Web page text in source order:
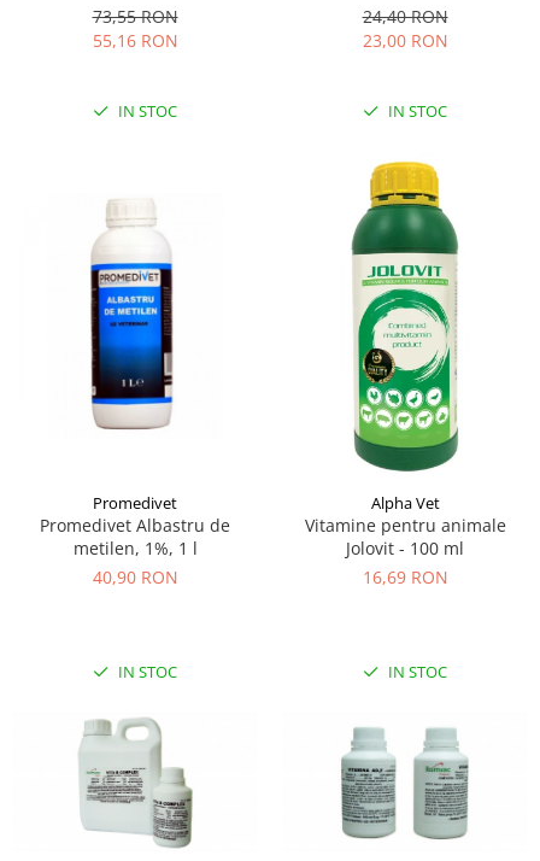
73,55 RON
55,16 RON
IN STOC
24,40 RON
23,00 RON
IN STOC
Promedivet
Promedivet Albastru de
metilen, 1%, 1 l
40,90 RON
IN STOC
Alpha Vet
Vitamine pentru animale
Jolovit - 100 ml
16,69 RON
IN STOC